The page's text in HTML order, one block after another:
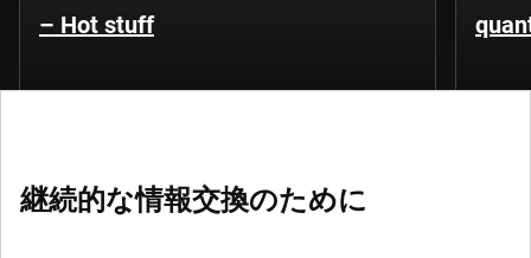
– Hot stuff
継続的な情報交換のために